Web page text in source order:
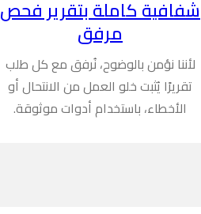
شفافية كاملة بتقرير فحص
مرفق
لأننا نؤمن بالوضوح، نُرفق مع كل طلب
تقريرًا يُثبت خلو العمل من الانتحال أو
الأخطاء، باستخدام أدوات موثوقة.